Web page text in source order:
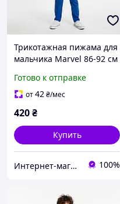
Трикотажная пижама для
мальчика Marvel 86-92 см
Готово к отправке
от42₴/мес
420₴
Купить
Интернет-магазин "Детки" 100%